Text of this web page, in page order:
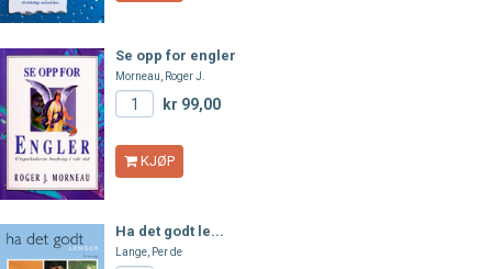
Se opp for engler
Morneau, Roger J.
kr 99,00
KJØP
Ha det godt le...
Lange, Per de